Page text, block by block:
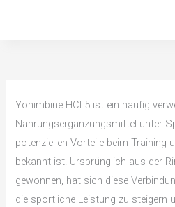
Yohimbine HCl 5 ist ein häufig
Nahrungsergänzungsmittel unter
potenziellen Vorteile beim Training
bekannt ist. Ursprünglich aus der
gewonnen, hat sich diese
die sportliche Leistung zu steigern